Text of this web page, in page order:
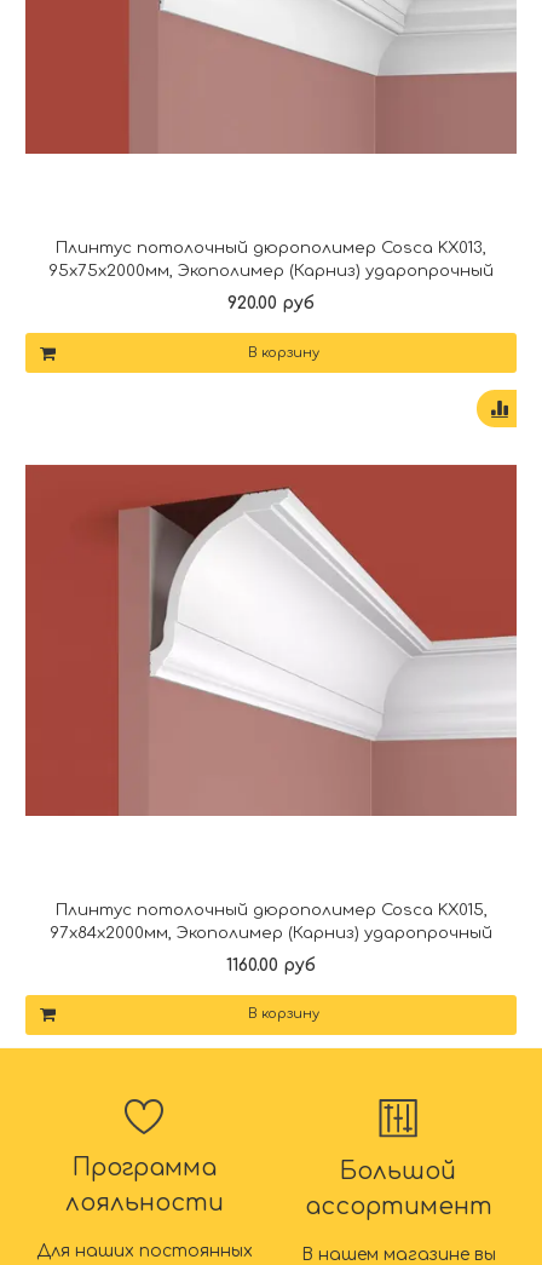
Плинтус потолочный дюрополимер Cosca KX013,
95x75x2000мм, Экополимер (Карниз) ударопрочный
920.00 руб
В корзину
Плинтус потолочный дюрополимер Cosca KX015,
97x84x2000мм, Экополимер (Карниз) ударопрочный
1160.00 руб
В корзину
Программа
лояльности
Для наших постоянных
Большой
ассортимент
В нашем магазине вы